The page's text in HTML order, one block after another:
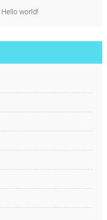
Hello world!